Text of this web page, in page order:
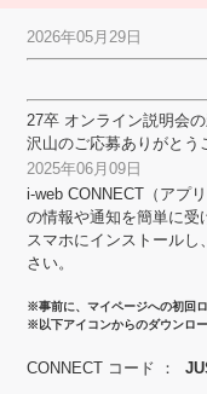
2026年05月29日
27卒 オンライン説明会
沢山のご応募ありがとう
2025年06月09日
i-web CONNECT（アプ
の情報や通知を簡単に受
スマホにインストールし
さい。
※事前に、マイページへの初回
※以下アイコンからのダウンロ
CONNECT コード ：